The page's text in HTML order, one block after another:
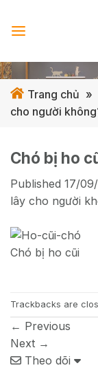
Trang chủ »
cho người
Chó bị ho
Published 17/
lây cho người
Chó bị ho cũi
Trackbacks are
← Previous
Next →
Theo dõi